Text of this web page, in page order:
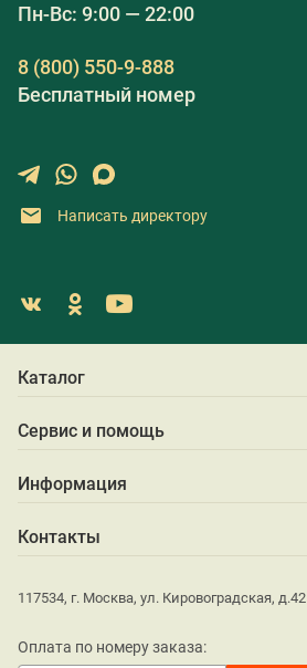
Пн-Вс: 9:00 — 22:00
8 (800) 550-9-888
Бесплатный номер
Написать директору
Каталог
Сервис и помощь
Информация
Контакты
117534, г. Москва, ул. Кировоградская, д.42
Оплата по номеру заказа: